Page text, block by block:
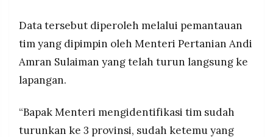
Data tersebut diperoleh melalui pemantauan
tim yang dipimpin oleh Menteri Pertanian Andi
Amran Sulaiman yang telah turun langsung ke
lapangan.
“Bapak Menteri mengidentifikasi tim sudah
turunkan ke 3 provinsi, sudah ketemu yang